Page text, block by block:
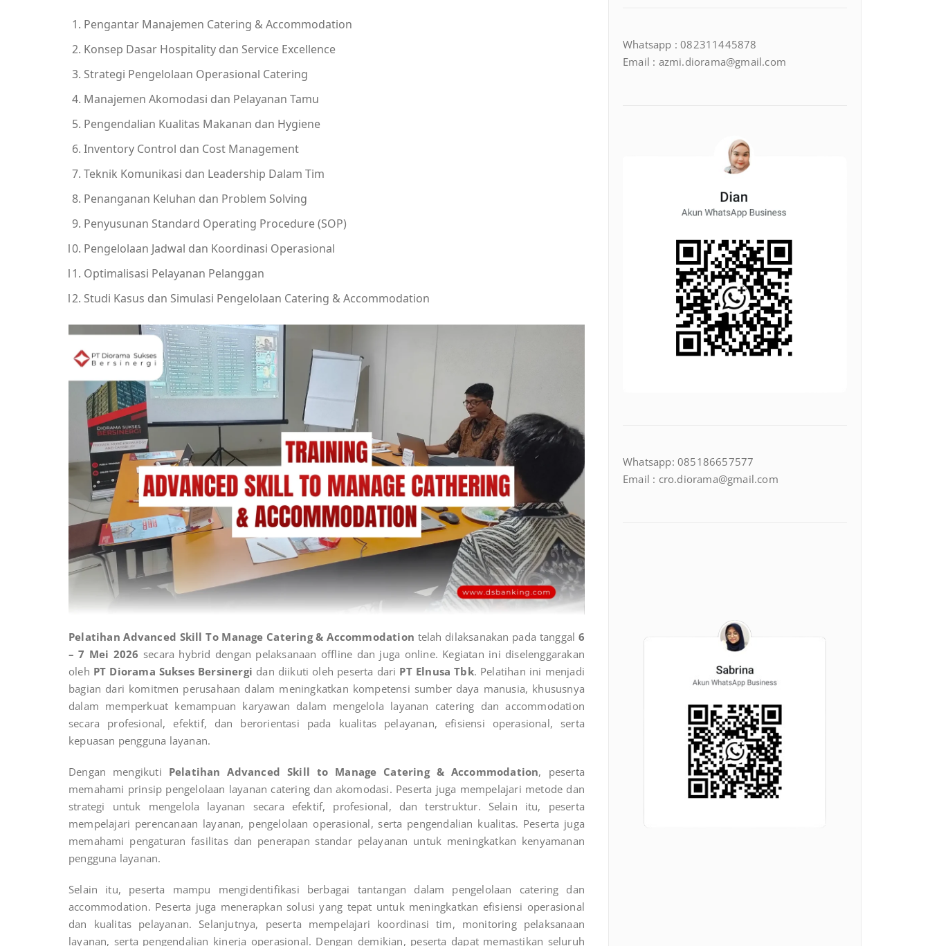
Pengantar Manajemen Catering & Accommodation
Konsep Dasar Hospitality dan Service Excellence
Strategi Pengelolaan Operasional Catering
Manajemen Akomodasi dan Pelayanan Tamu
Pengendalian Kualitas Makanan dan Hygiene
Inventory Control dan Cost Management
Teknik Komunikasi dan Leadership Dalam Tim
Penanganan Keluhan dan Problem Solving
Penyusunan Standard Operating Procedure (SOP)
Pengelolaan Jadwal dan Koordinasi Operasional
Optimalisasi Pelayanan Pelanggan
Studi Kasus dan Simulasi Pengelolaan Catering & Accommodation
Pelatihan Advanced Skill To Manage Catering & Accommodation telah dilaksanakan pada tanggal 6
– 7 Mei 2026 secara hybrid dengan pelaksanaan offline dan juga online. Kegiatan ini diselenggarakan
oleh PT Diorama Sukses Bersinergi dan diikuti oleh peserta dari PT Elnusa Tbk. Pelatihan ini menjadi
bagian dari komitmen perusahaan dalam meningkatkan kompetensi sumber daya manusia, khususnya
dalam memperkuat kemampuan karyawan dalam mengelola layanan catering dan accommodation
secara profesional, efektif, dan berorientasi pada kualitas pelayanan, efisiensi operasional, serta
kepuasan pengguna layanan.
Dengan mengikuti Pelatihan Advanced Skill to Manage Catering & Accommodation, peserta
memahami prinsip pengelolaan layanan catering dan akomodasi. Peserta juga mempelajari metode dan
strategi untuk mengelola layanan secara efektif, profesional, dan terstruktur. Selain itu, peserta
mempelajari perencanaan layanan, pengelolaan operasional, serta pengendalian kualitas. Peserta juga
memahami pengaturan fasilitas dan penerapan standar pelayanan untuk meningkatkan kenyamanan
pengguna layanan.
Selain itu, peserta mampu mengidentifikasi berbagai tantangan dalam pengelolaan catering dan
accommodation. Peserta juga menerapkan solusi yang tepat untuk meningkatkan efisiensi operasional
dan kualitas pelayanan. Selanjutnya, peserta mempelajari koordinasi tim, monitoring pelaksanaan
layanan, serta pengendalian kinerja operasional. Dengan demikian, peserta dapat memastikan seluruh
Whatsapp : 082311445878
Email : azmi.diorama@gmail.com
Whatsapp: 085186657577
Email : cro.diorama@gmail.com